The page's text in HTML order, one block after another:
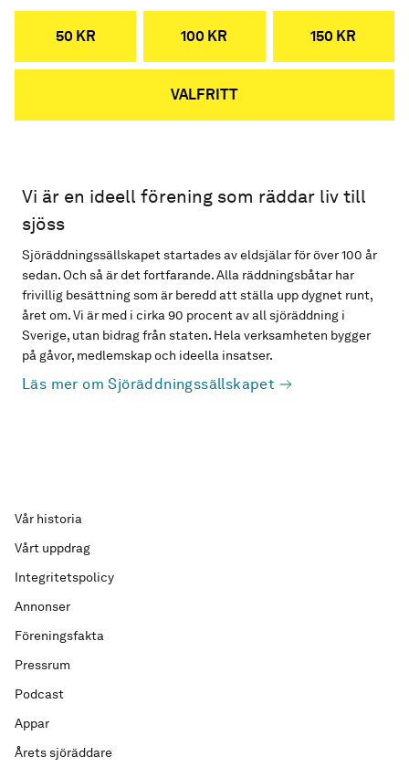
50 KR 100 KR 150 KR
VALFRITT
Vi är en ideell förening som räddar liv till
sjöss
Sjöräddningssällskapet startades av eldsjälar för över 100 år
sedan. Och så är det fortfarande. Alla räddningsbåtar har
frivillig besättning som är beredd att ställa upp dygnet runt,
året om. Vi är med i cirka 90 procent av all sjöräddning i
Sverige, utan bidrag från staten. Hela verksamheten bygger
på gåvor, medlemskap och ideella insatser.
Läs mer om Sjöräddningssällskapet
Vår historia
Vårt uppdrag
Integritetspolicy
Annonser
Föreningsfakta
Pressrum
Podcast
Appar
Årets sjöräddare